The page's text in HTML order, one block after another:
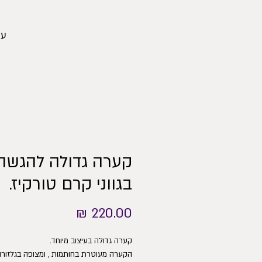
קערה גדולה
בגווני קרם טורקיז.
קערה גדולה בעיצוב מיוחד.
הקערה מעוטרת בחותמות , ומצופה